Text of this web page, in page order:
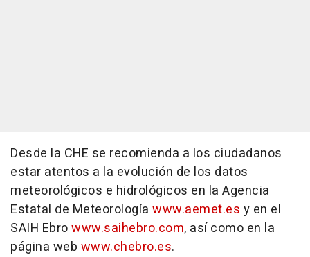
Desde la CHE se recomienda a los ciudadanos
estar atentos a la evolución de los datos
meteorológicos e hidrológicos en la Agencia
Estatal de Meteorología www.aemet.es y en el
SAIH Ebrowww.saihebro.com, así como en la
página web www.chebro.es.